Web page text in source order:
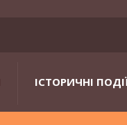
ІСТОРИЧНІ